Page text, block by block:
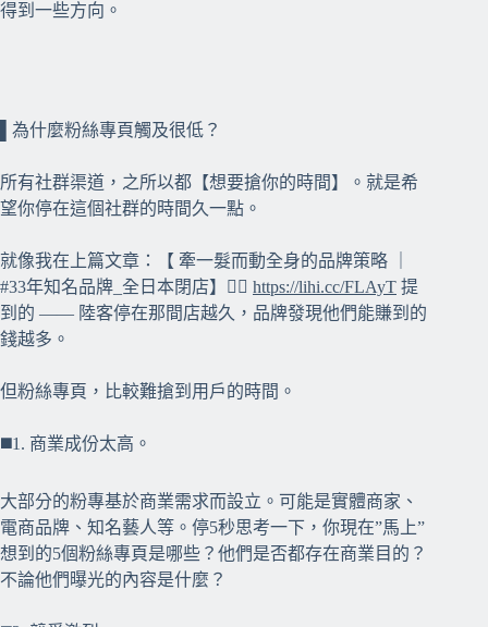
得到一些方向。
▌為什麼粉絲專頁觸及很低？
所有社群渠道，之所以都【想要搶你的時間】。就是希
望你停在這個社群的時間久一點。
就像我在上篇文章：【 牽一髮而動全身的品牌策略 ｜
#33年知名品牌_全日本閉店】👉🏻 https://lihi.cc/FLAyT 提
到的 —— 陸客停在那間店越久，品牌發現他們能賺到的
錢越多。
但粉絲專頁，比較難搶到用戶的時間。
◼️1. 商業成份太高。
大部分的粉專基於商業需求而設立。可能是實體商家、
電商品牌、知名藝人等。停5秒思考一下，你現在”馬上”
想到的5個粉絲專頁是哪些？他們是否都存在商業目的？
不論他們曝光的內容是什麼？